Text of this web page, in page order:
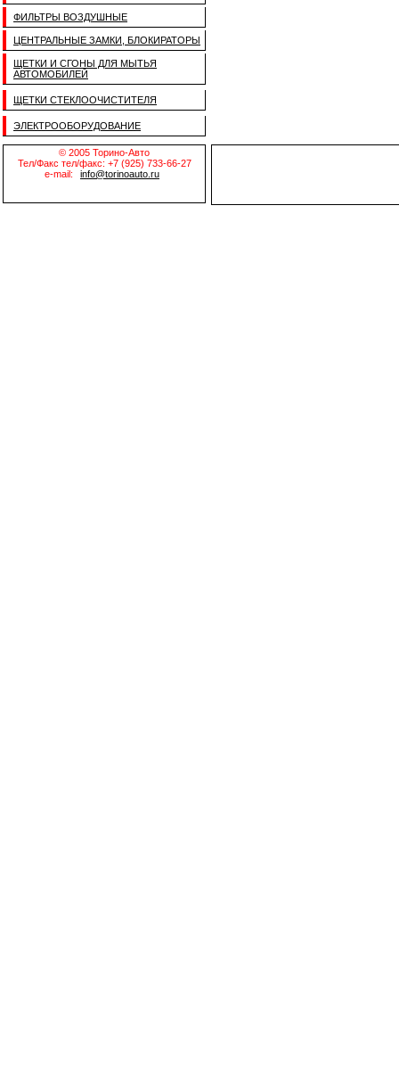
ФИЛЬТРЫ ВОЗДУШНЫЕ
ЦЕНТРАЛЬНЫЕ ЗАМКИ, БЛОКИРАТОРЫ
ЩЕТКИ И СГОНЫ ДЛЯ МЫТЬЯ
АВТОМОБИЛЕЙ
ЩЕТКИ СТЕКЛООЧИСТИТЕЛЯ
ЭЛЕКТРООБОРУДОВАНИЕ
© 2005 Торино-Авто
Тел/Факс тел/факс: +7 (925) 733-66-27
e-mail:
info@torinoauto.ru